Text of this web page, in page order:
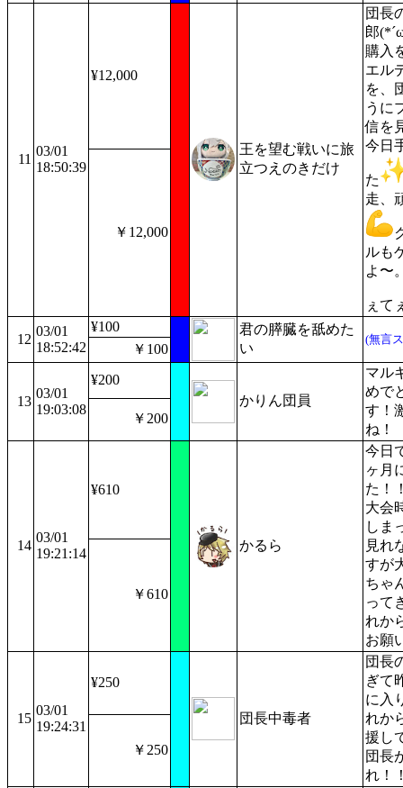
11
03/01
18:50:39
¥12,000
王を望む戦いに旅
立つえのきだけ
団長
郎
購入
エル
を、
うに
信を
今日
た
走、
ルも
よ〜
ぇて
￥12,000
12
03/01
18:52:42
¥100
君の膵臓を舐めた
い
(無言
￥100
13
03/01
19:03:08
¥200
かりん団員
マル
めで
す！
ね！
￥200
14
03/01
19:21:14
¥610
かるら
今日
ヶ月
た！
大会
しま
見れ
すが
ちゃ
って
れか
お願
￥610
15
03/01
19:24:31
¥250
団長中毒者
団長
ぎて
に入
れか
援し
団長
れ！
￥250